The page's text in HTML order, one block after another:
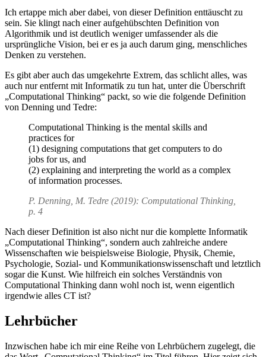
Ich ertappe mich aber dabei, von dieser Definition enttäuscht zu
sein. Sie klingt nach einer aufgehübschten Definition von
Algorithmik und ist deutlich weniger umfassender als die
ursprüngliche Vision, bei er es ja auch darum ging, menschliches
Denken zu verstehen.
Es gibt aber auch das umgekehrte Extrem, das schlicht alles, was
auch nur entfernt mit Informatik zu tun hat, unter die Überschrift
„Computational Thinking“ packt, so wie die folgende Definition
von Denning und Tedre:
Computational Thinking is the mental skills and
practices for
(1) designing computations that get computers to do
jobs for us, and
(2) explaining and interpreting the world as a complex
of information processes.
P. Denning, M. Tedre (2019): Computational Thinking,
p. 4
Nach dieser Definition ist also nicht nur die komplette Informatik
„Computational Thinking“, sondern auch zahlreiche andere
Wissenschaften wie beispielsweise Biologie, Physik, Chemie,
Psychologie, Sozial- und Kommunikationswissenschaft und letztlich
sogar die Kunst. Wie hilfreich ein solches Verständnis von
Computational Thinking dann wohl noch ist, wenn eigentlich
irgendwie alles CT ist?
Lehrbücher
Inzwischen habe ich mir eine Reihe von Lehrbüchern zugelegt, die